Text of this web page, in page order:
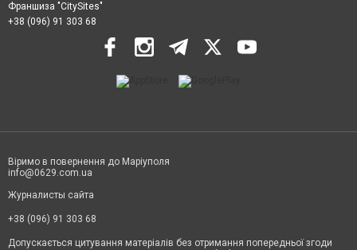
Франшиза "CitySites"
+38 (096) 91 303 68
Віримо в повернення до Маріуполя
info@0629.com.ua
Журналисты сайта
+38 (096) 91 303 68
Допускається цитування матеріалів без отримання попередньої згоди